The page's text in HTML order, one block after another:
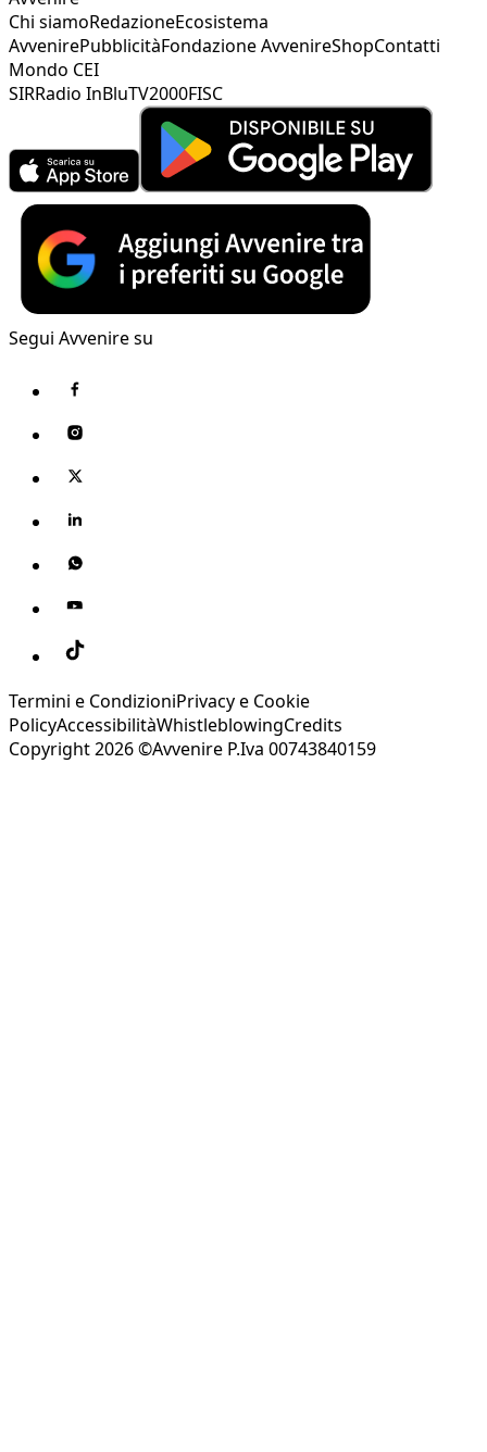
Chi siamoRedazioneEcosistema
AvvenirePubblicitàFondazione AvvenireShopContatti
Mondo CEI
SIRRadio InBluTV2000FISC
Segui Avvenire su
Termini e CondizioniPrivacy e Cookie
PolicyAccessibilitàWhistleblowingCredits
Copyright 2026 ©Avvenire P.Iva 00743840159